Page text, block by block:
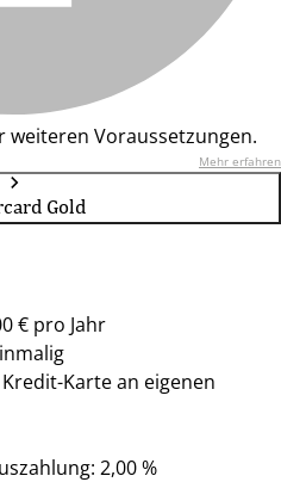
weiteren Voraussetzungen.
Mehr erfahren
Gold
€ pro Jahr
Karte an eigenen
2,00 %